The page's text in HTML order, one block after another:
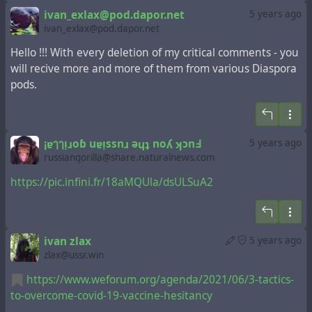
device of a user which is communicatively coupled to the
server. A sensor communicatively coupled to or
comprised in the device of the user may sense body
activity of the user. Body activity data may be generated
based on the sensed body activity of the user. The
cryptocurrency system communicatively coupled to the
device of the user may verify if the body activity data
cryptocurrency system, and award cryptocurrency to the
user whose body activity data is verified.
5 years ago
ivan_exlax@pod.dapor.net
ivan_exlax@pod.dapor.net
Hello !!! With every deletion of my critical comments - you
will recive more and more of them from various Diaspora
pods.
5 years ago
¡ɐๅๅᴉɹoɓ uɐᴉssnɹ ǝɥʇ noʎ ʞɔnꓞ
russiangorilla@share.naturalnews.com
https://pic.infini.fr/18aMQUla/dsULSuA2
5 years ago
ivan zlax
zlax@ussr.win
https://www.weforum.org/agenda/2021/06/3-tactics-
to-overcome-covid-19-vaccine-hesitancy